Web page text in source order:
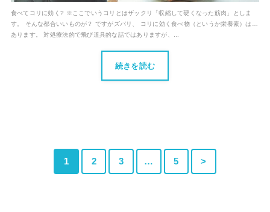
食べてコリに効く? ※ここでいうコリとはザックリ「収縮して硬くなった筋肉」としま
す。 そんな都合いいものが？ ですがズバリ、 コリに効く食べ物（というか栄養素）は…
あります。 対処療法的で飛び道具的な話ではありますが、...
続きを読む
1 2 3 … 5 >